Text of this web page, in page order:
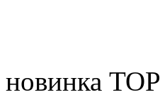
новинка TOP